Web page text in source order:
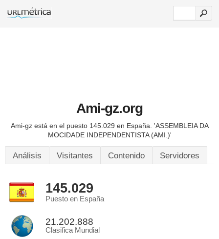
Ami-gz.org
Ami-gz está en el puesto 145.029 en España. 'ASSEMBLEIA DA
MOCIDADE INDEPENDENTISTA (AMI.)'
Análisis Visitantes Contenido Servidores
145.029
Puesto en España
21.202.888
Clasifica Mundial